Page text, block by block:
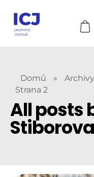
Domů »
Strana 2
All posts
Stiborova